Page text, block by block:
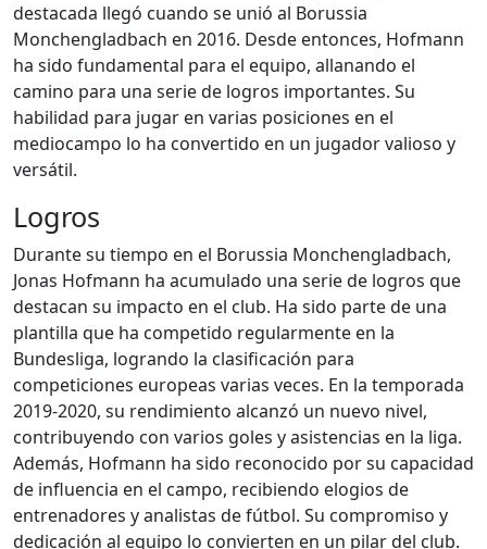
destacada llegó cuando se unió al Borussia
Monchengladbach en 2016. Desde entonces, Hofmann
ha sido fundamental para el equipo, allanando el
camino para una serie de logros importantes. Su
habilidad para jugar en varias posiciones en el
mediocampo lo ha convertido en un jugador valioso y
versátil.
Logros
Durante su tiempo en el Borussia Monchengladbach,
Jonas Hofmann ha acumulado una serie de logros que
destacan su impacto en el club. Ha sido parte de una
plantilla que ha competido regularmente en la
Bundesliga, logrando la clasificación para
competiciones europeas varias veces. En la temporada
2019-2020, su rendimiento alcanzó un nuevo nivel,
contribuyendo con varios goles y asistencias en la liga.
Además, Hofmann ha sido reconocido por su capacidad
de influencia en el campo, recibiendo elogios de
entrenadores y analistas de fútbol. Su compromiso y
dedicación al equipo lo convierten en un pilar del club.